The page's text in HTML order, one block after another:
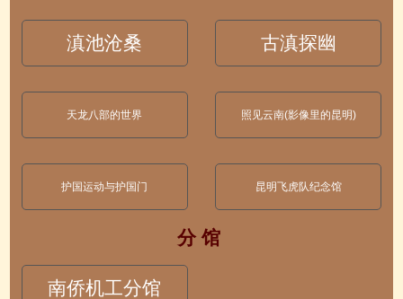
滇池沧桑 古滇探幽
天龙八部的世界 照见云南(影像里的昆明)
护国运动与护国门 昆明飞虎队纪念馆
分 馆
南侨机工分馆